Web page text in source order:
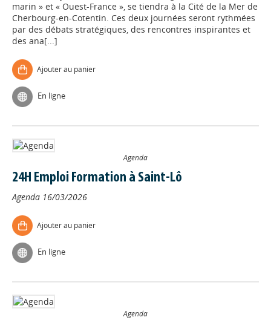
marin » et « Ouest-France », se tiendra à la Cité de la Mer de
Cherbourg-en-Cotentin. Ces deux journées seront rythmées
par des débats stratégiques, des rencontres inspirantes et
des ana[...]
Ajouter au panier
En ligne
Agenda
24H Emploi Formation à Saint-Lô
Agenda 16/03/2026
Ajouter au panier
En ligne
Agenda